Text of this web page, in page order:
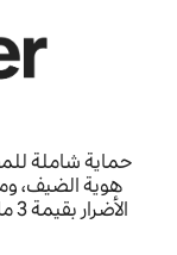
حماية شاملة
هوية الضيف،